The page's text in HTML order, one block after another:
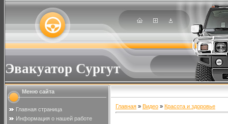
Эвакуатор Сургут
Меню сайта
Главная страница
Информация о нашей работе
Главная » Видео » Красота и здоровье